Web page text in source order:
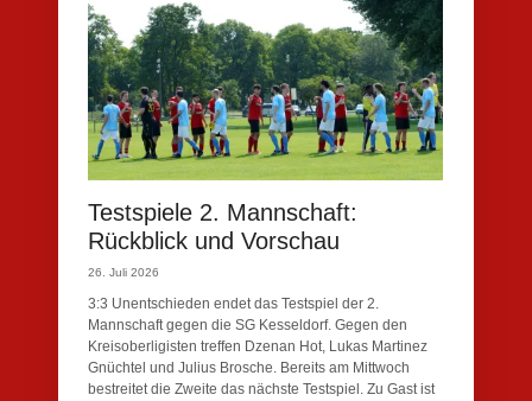
Testspiele 2. Mannschaft:
Rückblick und Vorschau
26. Juli 2026
3:3 Unentschieden endet das Testspiel der 2.
Mannschaft gegen die SG Kesseldorf. Gegen den
Kreisoberligisten treffen Dzenan Hot, Lukas Martinez
Gnüchtel und Julius Brosche. Bereits am Mittwoch
bestreitet die Zweite das nächste Testspiel. Zu Gast ist